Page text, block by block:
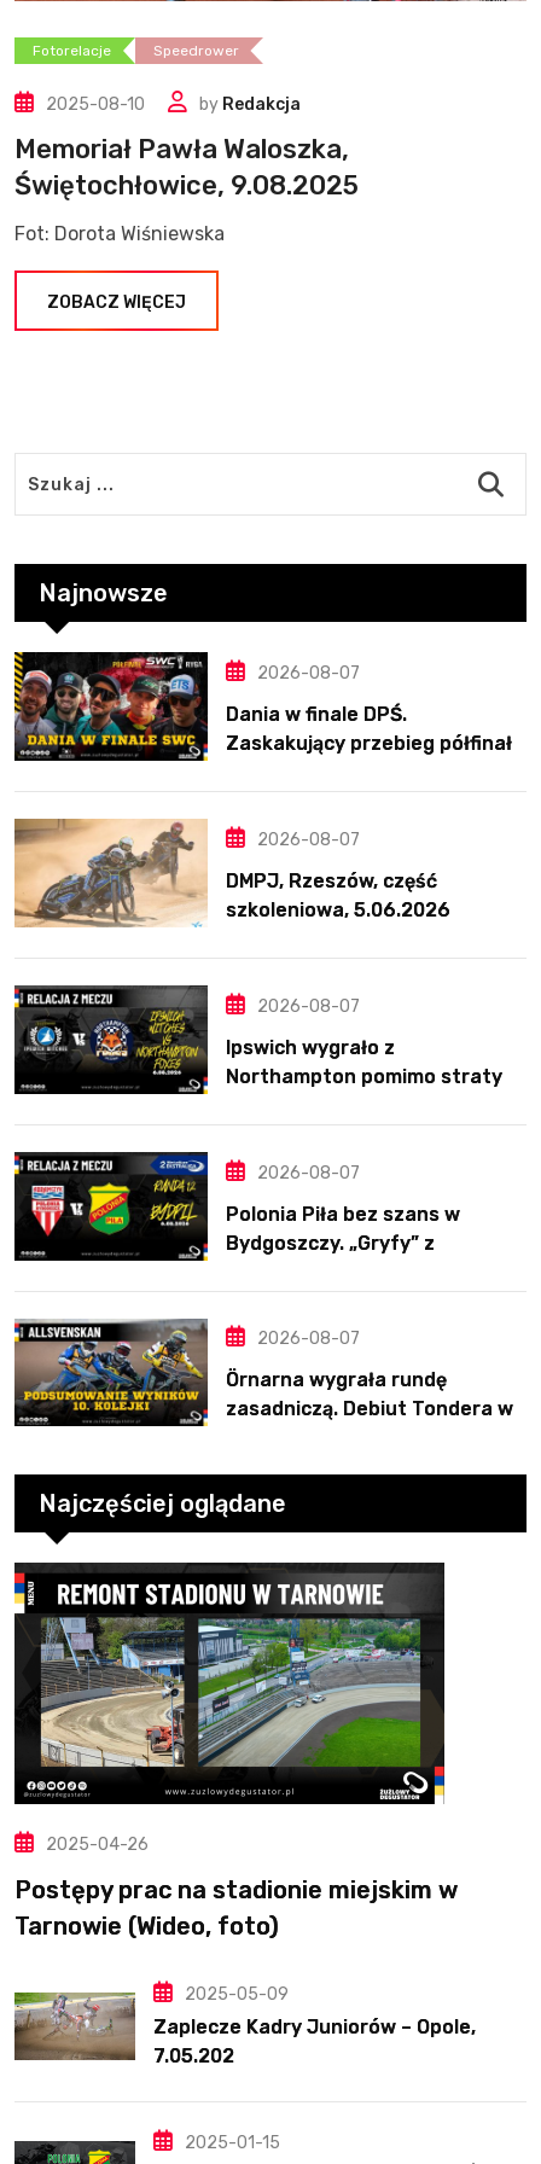
Fotorelacje Speedrower
2025-08-10 by Redakcja
Memoriał Pawła Waloszka,
Świętochłowice, 9.08.2025
Fot: Dorota Wiśniewska
ZOBACZ WIĘCEJ
Najnowsze
2026-08-07
Dania w finale DPŚ.
Zaskakujący przebieg półfinału
2026-08-07
DMPJ, Rzeszów, część
szkoleniowa, 5.06.2026
2026-08-07
Ipswich wygrało z
Northampton pomimo straty
2026-08-07
Polonia Piła bez szans w
Bydgoszczy. „Gryfy” z
2026-08-07
Örnarna wygrała rundę
zasadniczą. Debiut Tondera w
Najczęściej oglądane
2025-04-26
Postępy prac na stadionie miejskim w
Tarnowie (Wideo, foto)
2025-05-09
Zaplecze Kadry Juniorów – Opole,
7.05.202
2025-01-15